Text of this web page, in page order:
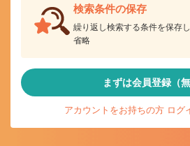
検索条件の保存
繰り返し検索する条件を保存
省略
まずは会員登録（無
アカウントをお持ちの方 ログ